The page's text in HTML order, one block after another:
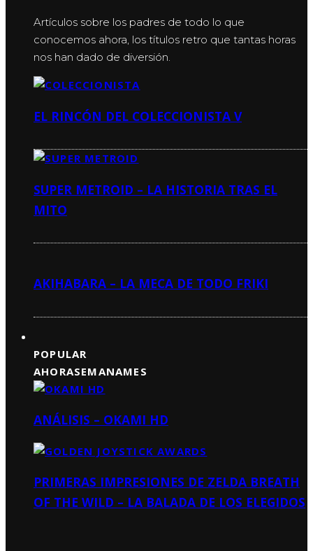
Artículos sobre los padres de todo lo que
conocemos ahora, los títulos retro que tantas horas
nos han dado de diversión.
EL RINCÓN DEL COLECCIONISTA V
SUPER METROID – LA HISTORIA TRAS EL
MITO
AKIHABARA – LA MECA DE TODO FRIKI
POPULAR
AHORASEMANAMES
ANÁLISIS – OKAMI HD
PRIMERAS IMPRESIONES DE ZELDA BREATH
OF THE WILD – LA BALADA DE LOS ELEGIDOS